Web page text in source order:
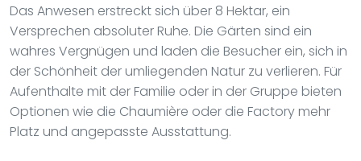
Das Anwesen erstreckt sich über 8 Hektar, ein
Versprechen absoluter Ruhe. Die Gärten sind ein
wahres Vergnügen und laden die Besucher ein, sich in
der Schönheit der umliegenden Natur zu verlieren. Für
Aufenthalte mit der Familie oder in der Gruppe bieten
Optionen wie die Chaumière oder die Factory mehr
Platz und angepasste Ausstattung.